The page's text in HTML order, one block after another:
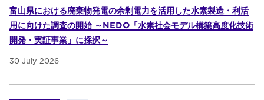
富山県における廃棄物発電の余剰電力を活用した水素製造・利活
用に向けた調査の開始 ～NEDO「水素社会モデル構築高度化技術
開発・実証事業」に採択～
30 July 2026